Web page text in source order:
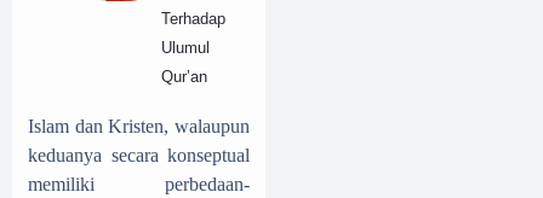
Terhadap
Ulumul
Qur’an
Islam dan Kristen, walaupun
keduanya secara konseptual
memiliki perbedaan-